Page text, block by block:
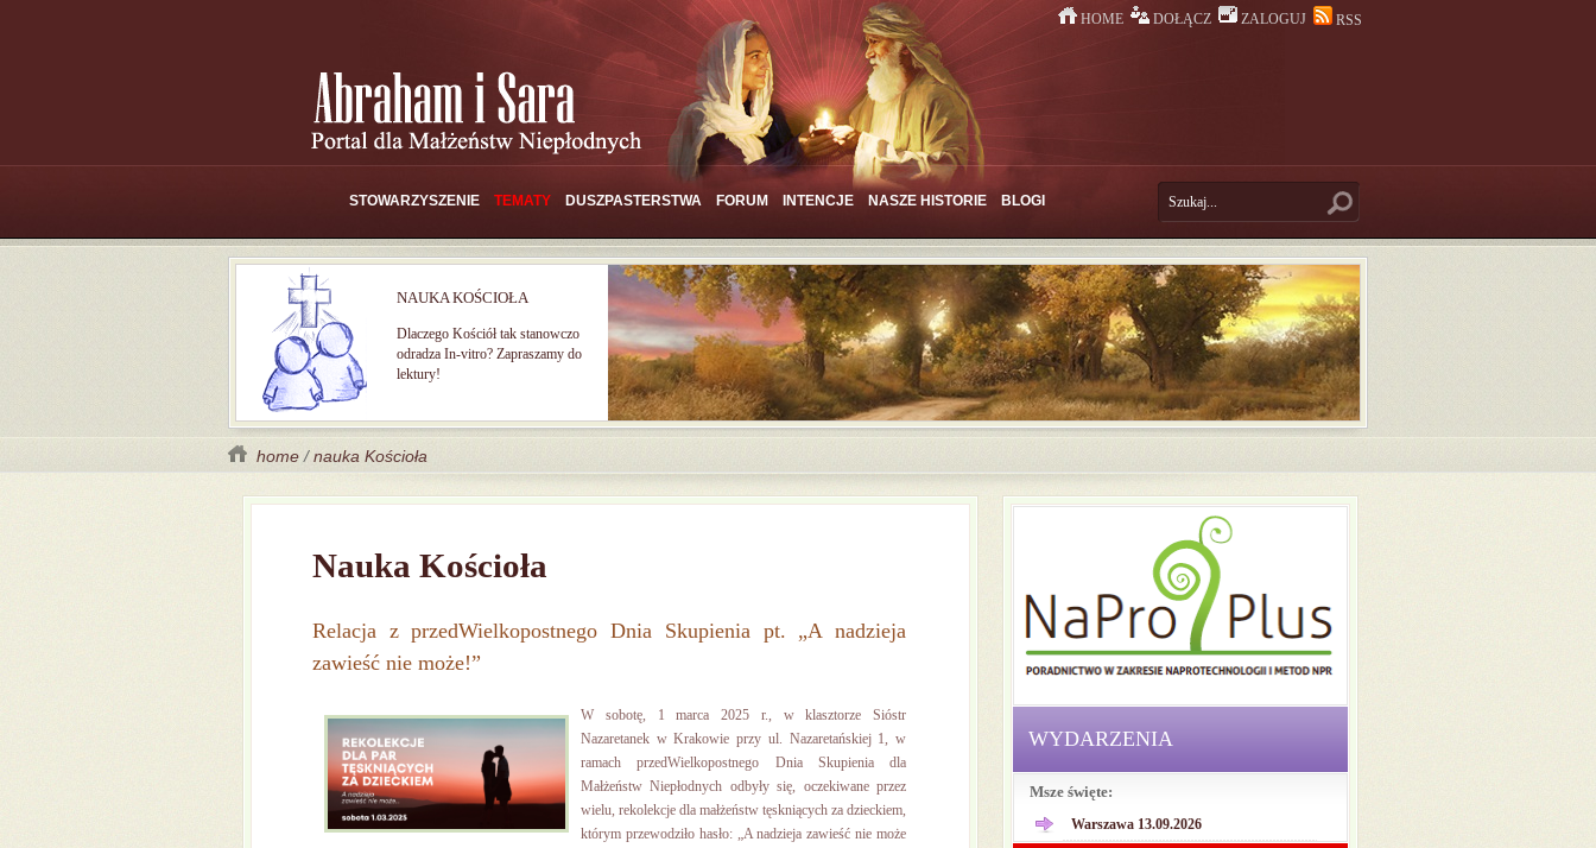
HOME DOŁĄCZ ZALOGUJ RSS
STOWARZYSZENIE TEMATY DUSZPASTERSTWA FORUM INTENCJE NASZE HISTORIE BLOGI
NAUKA KOŚCIOŁA
Dlaczego Kościół tak stanowczo
odradza In-vitro? Zapraszamy do
lektury!
home /nauka Kościoła
Nauka Kościoła
Relacja z przedWielkopostnego Dnia Skupienia pt. „A nadzieja
zawieść nie może!”
W sobotę, 1 marca 2025 r., w klasztorze Sióstr
Nazaretanek w Krakowie przy ul. Nazaretańskiej 1, w
ramach przedWielkopostnego Dnia Skupienia dla
Małżeństw Niepłodnych odbyły się, oczekiwane przez
wielu, rekolekcje dla małżeństw tęskniących za dzieckiem,
którym przewodziło hasło: „A nadzieja zawieść nie może
WYDARZENIA
Msze święte:
Warszawa 13.09.2026